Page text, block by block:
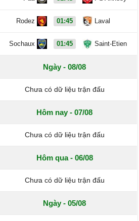
Rodez 01:45 Laval
Sochaux 01:45 Saint-Etien
Ngày - 08/08
Chưa có dữ liệu trận đấu
Hôm nay - 07/08
Chưa có dữ liệu trận đấu
Hôm qua - 06/08
Chưa có dữ liệu trận đấu
Ngày - 05/08